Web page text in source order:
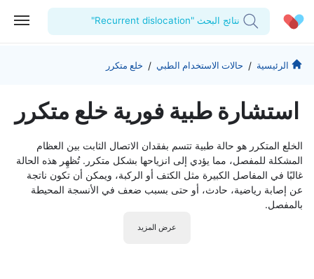
نتائج البحث "Recurrent dislocation"
الحساب الشخصي
الوصفات الطبية
اختبارات المعمل
المفضلة
الشركة
المدونة
المقالات الطبية
الرئيسية / حالات الاستخدام الطبي / خلع متكرر
استشارة طبية فورية خلع متكرر
الخلع المتكرر هو حالة طبية تتسم بفقدان الاتصال الثابت بين العظام
المشكلة للمفصل، مما يؤدي إلى انزياحها بشكل متكرر. تُظهِر هذه الحالة
غالبًا في المفاصل الكبيرة مثل الكتف أو الركبة، ويمكن أن تكون ناتجة
عن إصابة رياضية، حادث، أو حتى بسبب ضعف في الأنسجة المحيطة
بالمفصل.
عرض المزيد